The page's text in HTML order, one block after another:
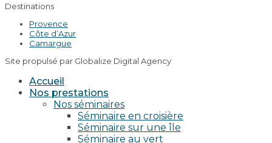
Destinations
Provence
Côte d’Azur
Camargue
Site propulsé par Globalize Digital Agency
Accueil
Nos prestations
Nos séminaires
Séminaire en croisière
Séminaire sur une île
Séminaire au vert